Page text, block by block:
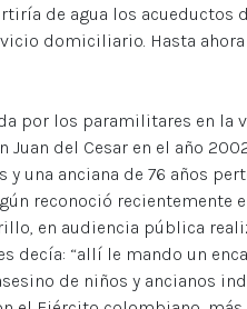
de agua los acueductos
domiciliario. Hasta
por los paramilitares en la
del Cesar en el año
una anciana de 76 años
reconoció recientemente
en audiencia pública
decía: “allí le mando un
de niños y ancianos